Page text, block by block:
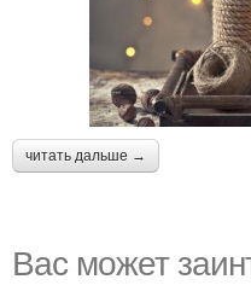
читать дальше →
Вас может